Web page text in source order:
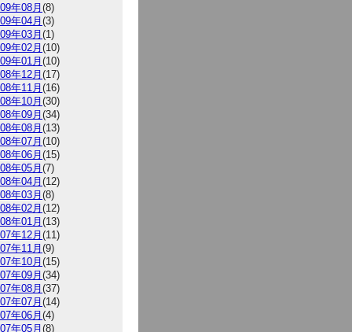
年08月(8)
年04月(3)
年03月(1)
年02月(10)
年01月(10)
年12月(17)
年11月(16)
年10月(30)
年09月(34)
年08月(13)
年07月(10)
年06月(15)
年05月(7)
年04月(12)
年03月(8)
年02月(12)
年01月(13)
年12月(11)
年11月(9)
年10月(15)
年09月(34)
年08月(37)
年07月(14)
年06月(4)
年05月(8)